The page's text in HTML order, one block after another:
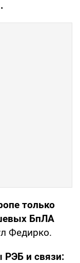
только
БпЛА
Федирко.
РЭБ и связи: